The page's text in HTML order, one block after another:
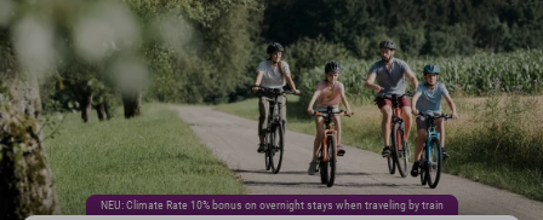
NEU: Climate Rate 10% bonus on overnight stays when traveling by train